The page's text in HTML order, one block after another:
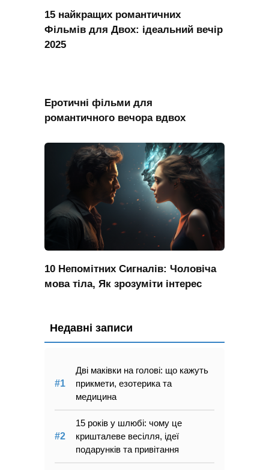
15 найкращих романтичних
Фільмів для Двох: ідеальний вечір
2025
Еротичні фільми для
романтичного вечора вдвох
10 Непомітних Сигналів: Чоловіча
мова тіла, Як зрозуміти інтерес
Недавні записи
Дві маківки на голові: що кажуть
прикмети, езотерика та
медицина
15 років у шлюбі: чому це
кришталеве весілля, ідеї
подарунків та привітання